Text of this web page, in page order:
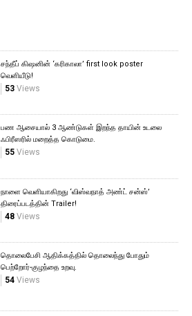
சந்தீப் கிஷனின் ‘கரிகாலா’ first look poster
வெளியீடு!
53Views
பண ஆசையால் 3 ஆண்டுகள் இறந்த தாயின் உடலை
ஃபிரீஸரில் மறைத்த கொடுமை.
55Views
நாளை வெளியாகிறது ‘விஸ்வநாத் அண்ட் சன்ஸ்’
திரைப்படத்தின் Trailer!
48Views
தொலைபேசி ஆதிக்கத்தில் தொலைந்து போதும்
பெற்றோர்-குழந்தை உறவு.
54Views